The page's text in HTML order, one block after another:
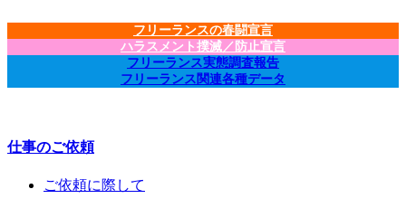
フリーランスの春闘宣言
ハラスメント撲滅／防止宣言
フリーランス実態調査報告
フリーランス関連各種データ
仕事のご依頼
ご依頼に際して